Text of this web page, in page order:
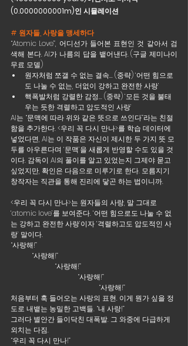
(0.0000000001m)인 시뮬레이션
# 원자들, 사랑을 맹세하다
“Atomic Love”, 어디선가 들어본 표현인 것 같아서 검
색해 본다. AI가 나름의 답을 뱉어낸다. (구글 제미나이
무료 모델)
원자처럼 쪼갤 수 없는 결속... (중략) ‘어떤 힘으로
도 나눌 수 없는, 더없이 강하고 완전한 사랑’
핵폭발처럼 강렬한 감정... (중략) ‘모든 것을 불태
우는 듯한 격렬하고 압도적인 사랑’
AI는 “문맥에 따라 위와 같은 뜻으로 쓰인다”라는 친절
함을 추가한다. <우리 꼭 다시 만나>를 학습 데이터에
넣었다면, AI는 이 작품은 자신이 제시한 두 가지 뜻 모
두를 아우른다며 ‘문맥’을 새롭게 반영할 수도 있을 것
이다. 감독이 AI의 풀이를 알고 있었는지 그제야 묻고
싶었지만, 확인은 다음으로 미루기로 한다. 모름지기
창작자는 직관을 통해 진리에 닿곤 하는 법이니까.
<우리 꼭 다시 만나>는 원자들의 사랑, 말 그대로
‘atomic love’를 보여준다. ‘어떤 힘으로도 나눌 수 없
는 강하고 완전한 사랑’이자 ‘격렬하고도 압도적인 사
랑’ 말이다.
“사랑해!”
            “사랑해!”
                         “사랑해!”
                                      “사랑해!”
                                                  “사랑해!”
처음부터 훅 들어오는 사랑의 표현. 이게 뭔가 싶을 정
도로 내뱉는 농밀한 고백들. “내 사랑!”
그러다 별안간 들이닥친 대폭발. 그 와중에 다급하게
외치는 다짐.
“우리 꼭 다시 만나!”